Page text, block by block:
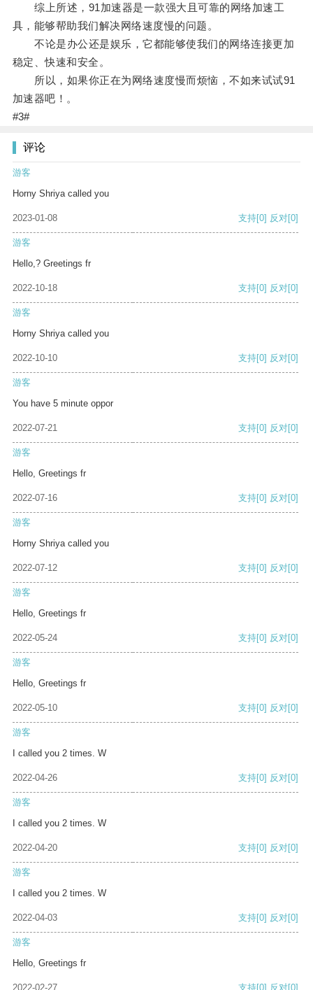
综上所述，91加速器是一款强大且可靠的网络加速工
具，能够帮助我们解决网络速度慢的问题。
不论是办公还是娱乐，它都能够使我们的网络连接更加
稳定、快速和安全。
所以，如果你正在为网络速度慢而烦恼，不如来试试91
加速器吧！。
#3#
评论
游客
Horny Shriya called you
2023-01-08 支持[0] 反对[0]
游客
Hello,? Greetings fr
2022-10-18 支持[0] 反对[0]
游客
Horny Shriya called you
2022-10-10 支持[0] 反对[0]
游客
You have 5 minute oppor
2022-07-21 支持[0] 反对[0]
游客
Hello, Greetings fr
2022-07-16 支持[0] 反对[0]
游客
Horny Shriya called you
2022-07-12 支持[0] 反对[0]
游客
Hello, Greetings fr
2022-05-24 支持[0] 反对[0]
游客
Hello, Greetings fr
2022-05-10 支持[0] 反对[0]
游客
I called you 2 times. W
2022-04-26 支持[0] 反对[0]
游客
I called you 2 times. W
2022-04-20 支持[0] 反对[0]
游客
I called you 2 times. W
2022-04-03 支持[0] 反对[0]
游客
Hello, Greetings fr
2022-02-27 支持[0] 反对[0]